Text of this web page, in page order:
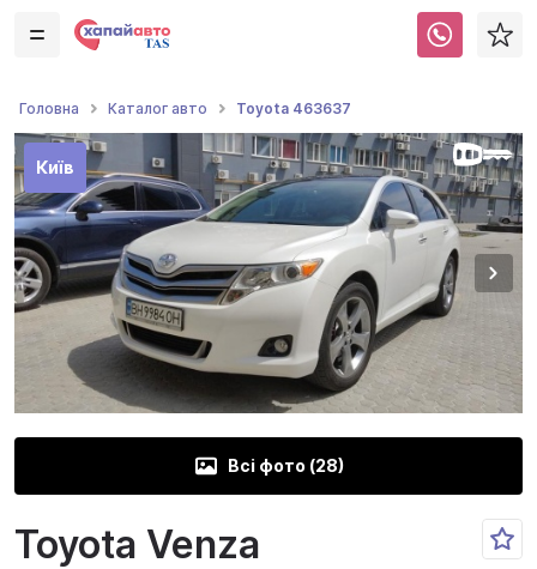
Головна Каталог авто Toyota 463637
Київ
Всі фото (28)
Toyota Venza